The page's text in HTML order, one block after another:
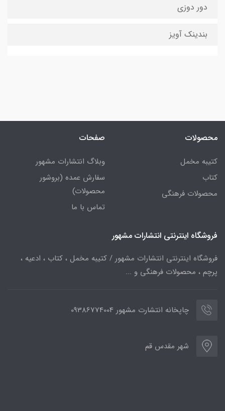
دور دوزی
بندینک آویز
محصولات
کتیبه مخمل
کتاب
محصولات فرهنگی
صفحات
وبلاگ انتشارات مشهور
سفارش عمده (بروشور
محصولات)
تماس با ما
فروشگاه اینترنتی انتشارات مشهور
فروشگاه اینترنتی انتشارات مشهور / کتیبه مخمل ، کتاب ، ادعیه ،
پرچم ، محصولات فرهنگی و ...
چاپخانه انتشارت مشهور 09386774004
شهر مقدس قم